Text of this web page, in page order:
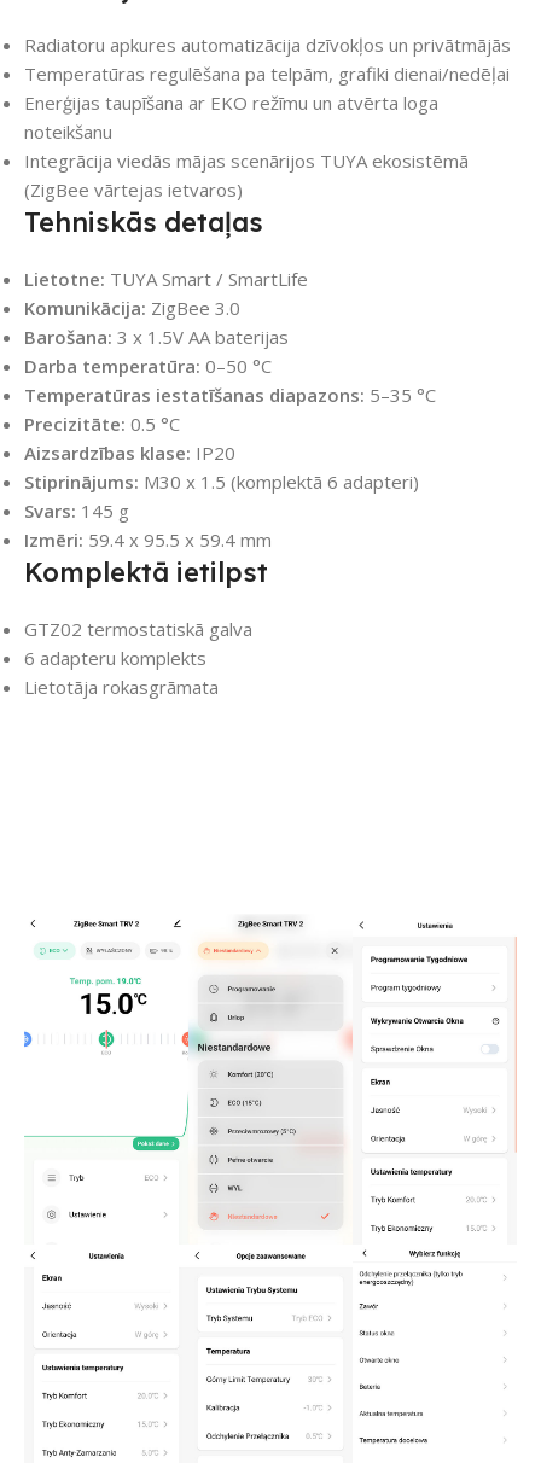
Radiatoru apkures automatizācija dzīvokļos un privātmājās
Temperatūras regulēšana pa telpām, grafiki dienai/nedēļai
Enerģijas taupīšana ar EKO režīmu un atvērta loga
noteikšanu
Integrācija viedās mājas scenārijos TUYA ekosistēmā
(ZigBee vārtejas ietvaros)
Tehniskās detaļas
Lietotne: TUYA Smart / SmartLife
Komunikācija: ZigBee 3.0
Barošana: 3 x 1.5V AA baterijas
Darba temperatūra: 0–50 °C
Temperatūras iestatīšanas diapazons: 5–35 °C
Precizitāte: 0.5 °C
Aizsardzības klase: IP20
Stiprinājums: M30 x 1.5 (komplektā 6 adapteri)
Svars: 145 g
Izmēri: 59.4 x 95.5 x 59.4 mm
Komplektā ietilpst
GTZ02 termostatiskā galva
6 adapteru komplekts
Lietotāja rokasgrāmata